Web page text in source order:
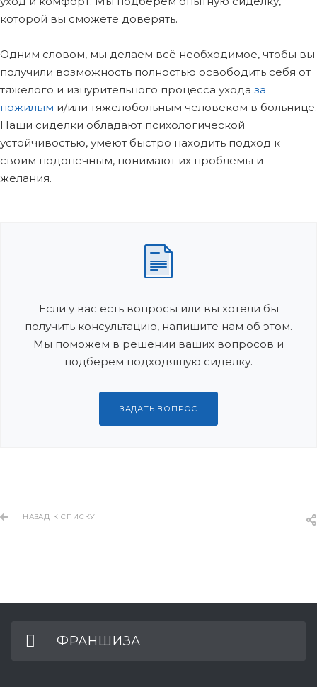
которой вы сможете доверять.
Одним словом, мы делаем всё необходимое, чтобы вы
получили возможность полностью освободить себя от
тяжелого и изнурительного процесса ухода за
пожилым и/или тяжелобольным человеком в больнице.
Наши сиделки обладают психологической
устойчивостью, умеют быстро находить подход к
своим подопечным, понимают их проблемы и
желания.
Если у вас есть вопросы или вы хотели бы
получить консультацию, напишите нам об этом.
Мы поможем в решении ваших вопросов и
подберем подходящую сиделку.
ЗАДАТЬ ВОПРОС
НАЗАД К СПИСКУ
ФРАНШИЗА